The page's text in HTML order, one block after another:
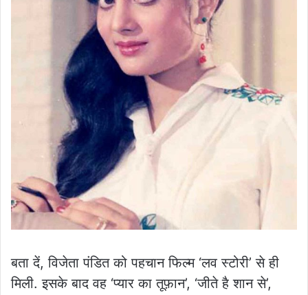
बता दें, विजेता पंडित को पहचान फिल्म ‘लव स्टोरी’ से ही
मिली. इसके बाद वह ‘प्यार का तूफ़ान’, ‘जीते है शान से’,